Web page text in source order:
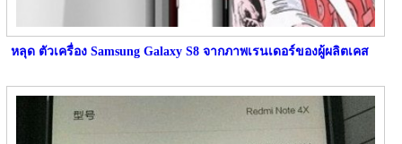
หลุด ตัวเครื่อง Samsung Galaxy S8 จากภาพเรนเดอร์ของผู้ผลิตเคส